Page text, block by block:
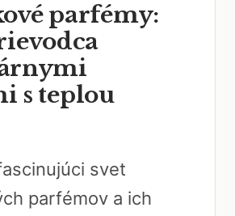
parfémy:
s teplou
svet
parfémov a ich